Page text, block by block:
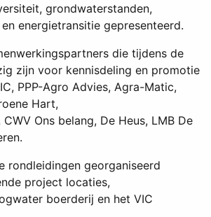
grondwaterstanden,
energietransitie gepresenteerd.
die tijdens de
zijn voor kennisdeling en promotie
PPP-Agro Advies, Agra-Matic,
Hart,
Ons belang, De Heus, LMB De
rondleidingen georganiseerd
project locaties,
boerderij en het VIC